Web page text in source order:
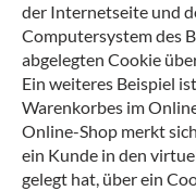
der Internetseite und
Computersystem des
abgelegten Cookie
Ein weiteres Beispiel
Warenkorbes im
Online-Shop merkt
ein Kunde in den
gelegt hat, über ein